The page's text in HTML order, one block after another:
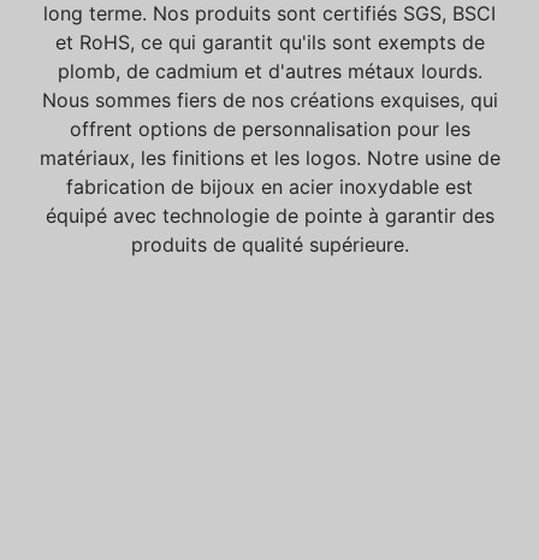
long terme. Nos produits sont certifiés SGS, BSCI
et RoHS, ce qui garantit qu'ils sont exempts de
plomb, de cadmium et d'autres métaux lourds.
Nous sommes fiers de nos créations exquises, qui
offrent options de personnalisation pour les
matériaux, les finitions et les logos. Notre usine de
fabrication de bijoux en acier inoxydable est
équipé avec technologie de pointe à garantir des
produits de qualité supérieure.